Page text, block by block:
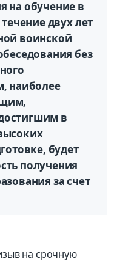
на обучение в
двух лет
воинской
без
наиболее
в
будет
получения
за счет
на срочную